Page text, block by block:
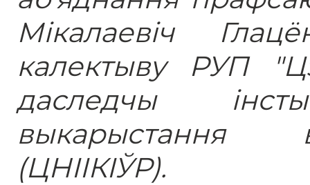
Мікалаевіч
калектыву РУП
даследчы
выкарыстання
(ЦНІІКІЎР).